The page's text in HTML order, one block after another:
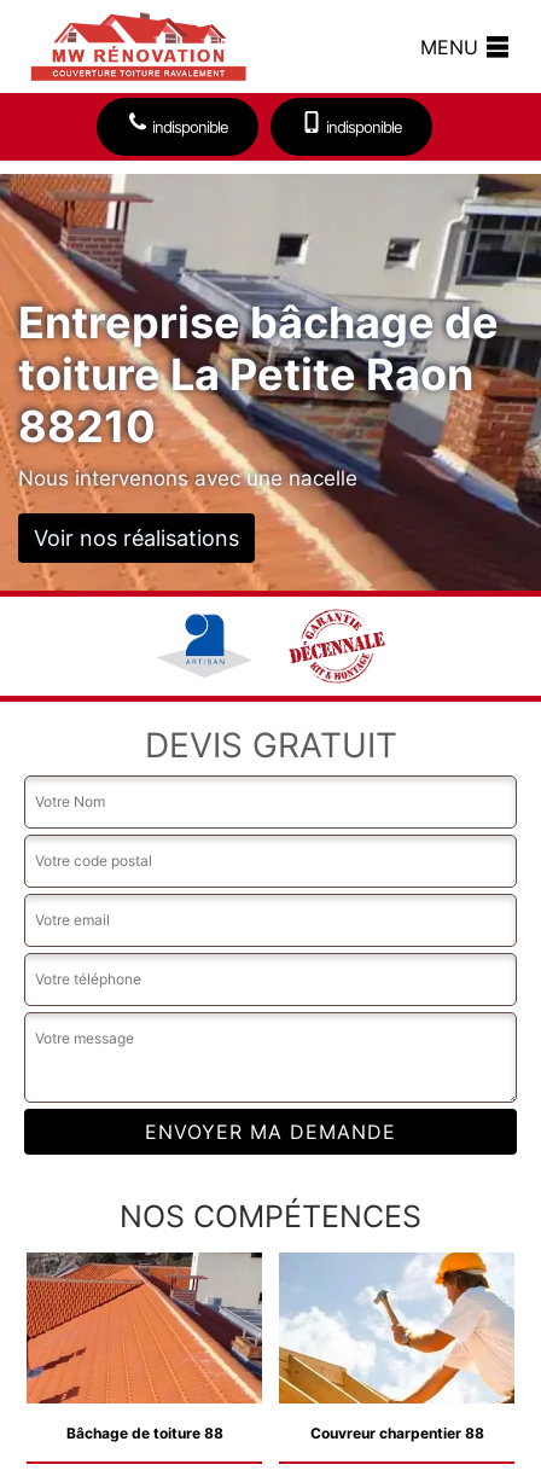
MENU
indisponible indisponible
Entreprise bâchage de
toiture La Petite Raon
88210
Nous intervenons avec une nacelle
Voir nos réalisations
DEVIS GRATUIT
NOS COMPÉTENCES
Bâchage de toiture 88 Couvreur charpentier 88